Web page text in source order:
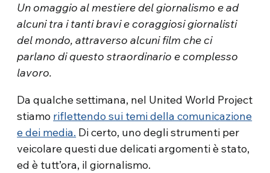
Un omaggio al mestiere del giornalismo e ad
alcuni tra i tanti bravi e coraggiosi giornalisti
del mondo, attraverso alcuni film che ci
parlano di questo straordinario e complesso
lavoro.
Da qualche settimana, nel United World Project
stiamo riflettendo sui temi della comunicazione
e dei media. Di certo, uno degli strumenti per
veicolare questi due delicati argomenti è stato,
ed è tutt’ora, il giornalismo.